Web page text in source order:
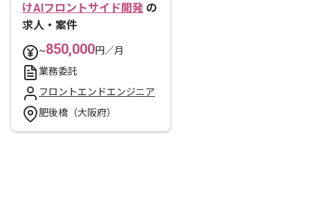
けAIフロントサイド開発 の
求人・案件
~850,000円／月
業務委託
フロントエンドエンジニア
肥後橋（大阪府）